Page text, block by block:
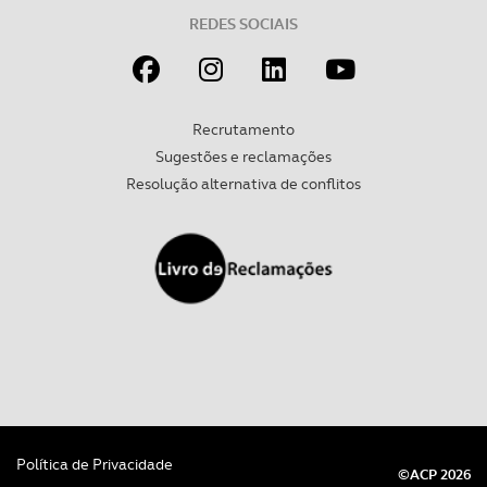
experiência de navegação no Website e nos serviços
disponibilizados.
REDES SOCIAIS
Recrutamento
Sugestões e reclamações
Resolução alternativa de conflitos
Política de Privacidade
©ACP 2026